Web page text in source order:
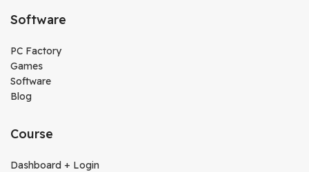
Software
PC Factory
Games
Software
Blog
Course
Dashboard + Login